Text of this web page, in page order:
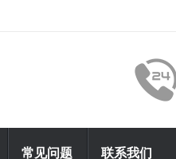
常见问题 联系我们